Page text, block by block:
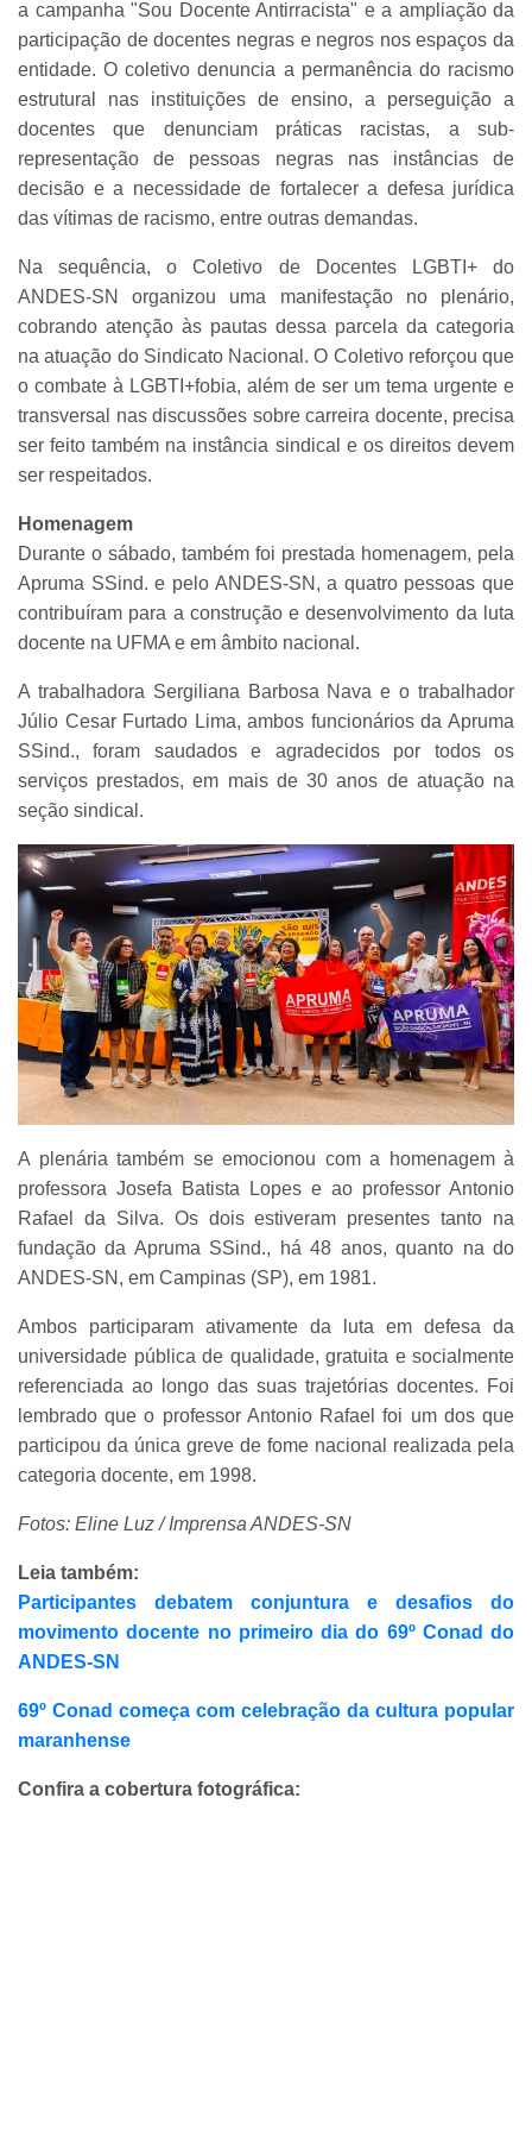
a campanha "Sou Docente Antirracista" e a ampliação da
participação de docentes negras e negros nos espaços da
entidade. O coletivo denuncia a permanência do racismo
estrutural nas instituições de ensino, a perseguição a
docentes que denunciam práticas racistas, a sub-
representação de pessoas negras nas instâncias de
decisão e a necessidade de fortalecer a defesa jurídica
das vítimas de racismo, entre outras demandas.
Na sequência, o Coletivo de Docentes LGBTI+ do
ANDES-SN organizou uma manifestação no plenário,
cobrando atenção às pautas dessa parcela da categoria
na atuação do Sindicato Nacional. O Coletivo reforçou que
o combate à LGBTI+fobia, além de ser um tema urgente e
transversal nas discussões sobre carreira docente, precisa
ser feito também na instância sindical e os direitos devem
ser respeitados.
Homenagem
Durante o sábado, também foi prestada homenagem, pela
Apruma SSind. e pelo ANDES-SN, a quatro pessoas que
contribuíram para a construção e desenvolvimento da luta
docente na UFMA e em âmbito nacional.
A trabalhadora Sergiliana Barbosa Nava e o trabalhador
Júlio Cesar Furtado Lima, ambos funcionários da Apruma
SSind., foram saudados e agradecidos por todos os
serviços prestados, em mais de 30 anos de atuação na
seção sindical.
A plenária também se emocionou com a homenagem à
professora Josefa Batista Lopes e ao professor Antonio
Rafael da Silva. Os dois estiveram presentes tanto na
fundação da Apruma SSind., há 48 anos, quanto na do
ANDES-SN, em Campinas (SP), em 1981.
Ambos participaram ativamente da luta em defesa da
universidade pública de qualidade, gratuita e socialmente
referenciada ao longo das suas trajetórias docentes. Foi
lembrado que o professor Antonio Rafael foi um dos que
participou da única greve de fome nacional realizada pela
categoria docente, em 1998.
Fotos: Eline Luz / Imprensa ANDES-SN
Leia também:
Participantes debatem conjuntura e desafios do
movimento docente no primeiro dia do 69º Conad do
ANDES-SN
69º Conad começa com celebração da cultura popular
maranhense
Confira a cobertura fotográfica: